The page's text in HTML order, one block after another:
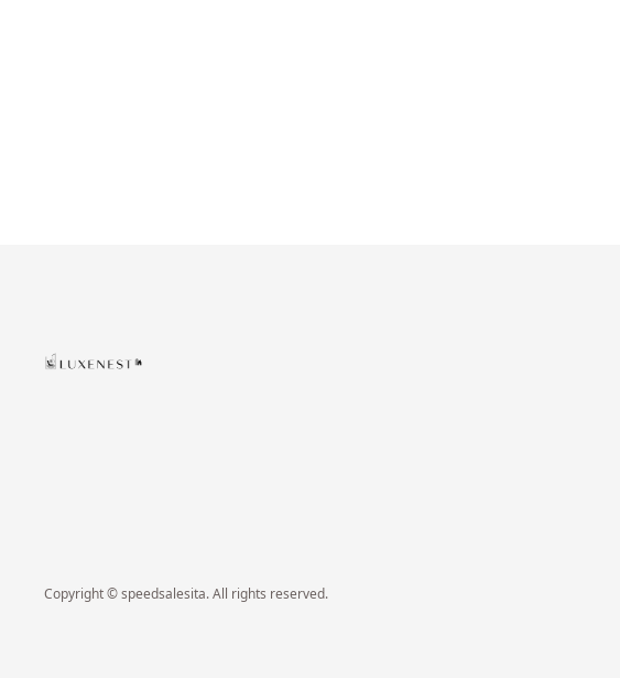
Copyright © speedsalesita. All rights reserved.